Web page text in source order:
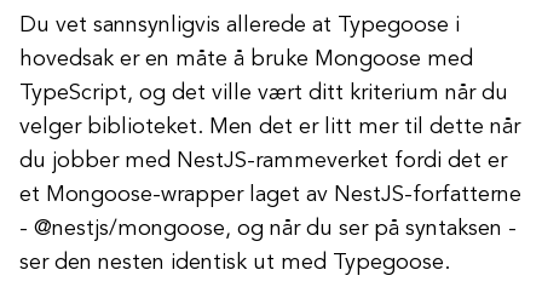
Du vet sannsynligvis allerede at Typegoose i
hovedsak er en måte å bruke Mongoose med
TypeScript, og det ville vært ditt kriterium når du
velger biblioteket. Men det er litt mer til dette når
du jobber med NestJS-rammeverket fordi det er
et Mongoose-wrapper laget av NestJS-forfatterne
- @nestjs/mongoose, og når du ser på syntaksen -
ser den nesten identisk ut med Typegoose.